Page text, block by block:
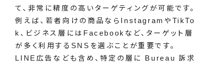
て、非常に精度の高いターゲティングが可能です。
例えば、若者向けの商品ならInstagramやTikTo
k、ビジネス層にはFacebookなど、ターゲット層
が多く利用するSNSを選ぶことが重要です。
LINE広告なども含め、特定の層に Bureau 訴求